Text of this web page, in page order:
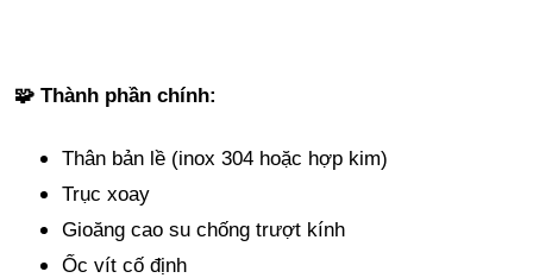
🧩 Thành phần chính:
Thân bản lề (inox 304 hoặc hợp kim)
Trục xoay
Gioăng cao su chống trượt kính
Ốc vít cố định